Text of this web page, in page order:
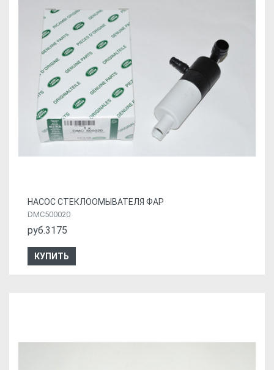
НАСОС СТЕКЛООМЫВАТЕЛЯ ФАР
DMC500020
руб.3175
КУПИТЬ